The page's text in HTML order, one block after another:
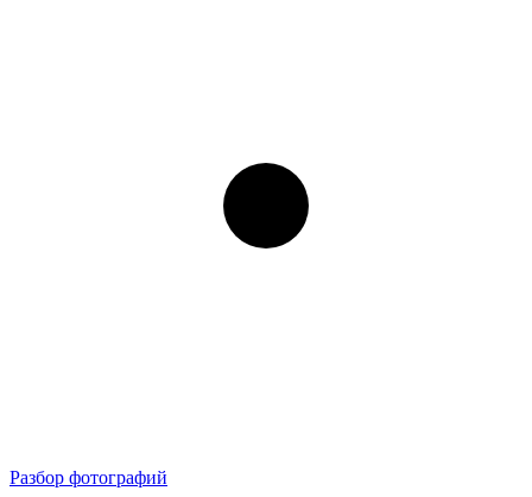
Разбор фотографий